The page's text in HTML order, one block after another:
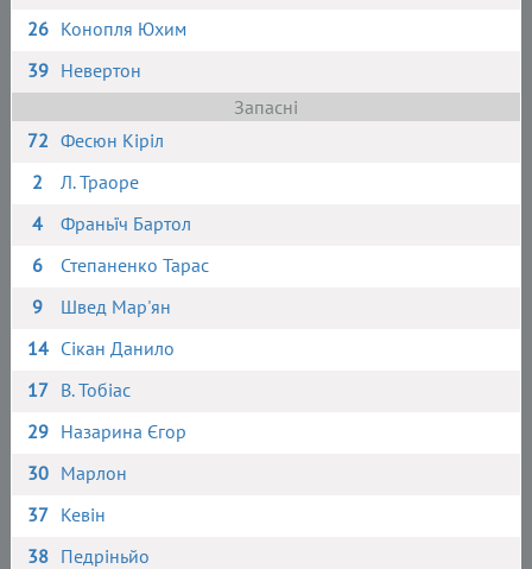
26 Конопля Юхим
39 Невертон
Запасні
72 Фесюн Кіріл
2
Л. Траоре
4
Франьїч Бартол
6
Степаненко Тарас
9
Швед Мар'ян
14 Сікан Данило
17 В. Тобіас
29 Назарина Єгор
30 Марлон
37 Кевін
38 Педріньйо